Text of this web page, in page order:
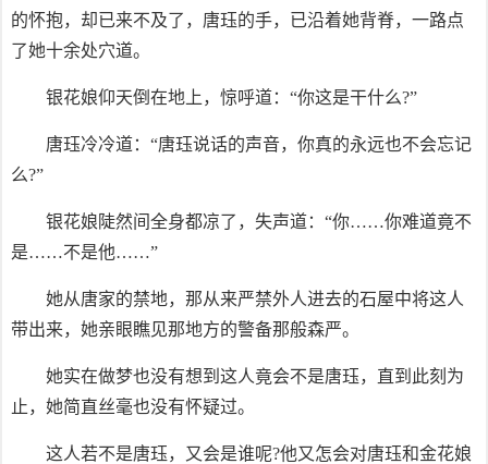
的怀抱，却已来不及了，唐珏的手，已沿着她背脊，一路点
了她十余处穴道。
银花娘仰天倒在地上，惊呼道：“你这是干什么?”
唐珏冷冷道：“唐珏说话的声音，你真的永远也不会忘记
么?”
银花娘陡然间全身都凉了，失声道：“你……你难道竟不
是……不是他……”
她从唐家的禁地，那从来严禁外人进去的石屋中将这人
带出来，她亲眼瞧见那地方的警备那般森严。
她实在做梦也没有想到这人竟会不是唐珏，直到此刻为
止，她简直丝毫也没有怀疑过。
这人若不是唐珏，又会是谁呢?他又怎会对唐珏和金花娘